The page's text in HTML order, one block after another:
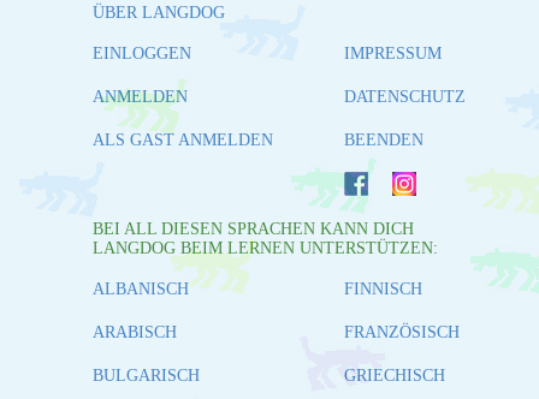
ÜBER LANGDOG
EINLOGGEN
ANMELDEN
ALS GAST ANMELDEN
IMPRESSUM
DATENSCHUTZ
BEENDEN
BEI ALL DIESEN SPRACHEN KANN DICH
LANGDOG BEIM LERNEN UNTERSTÜTZEN:
ALBANISCH
ARABISCH
BULGARISCH
FINNISCH
FRANZÖSISCH
GRIECHISCH